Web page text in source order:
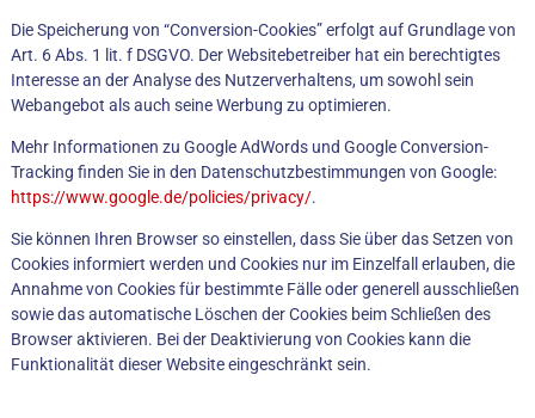
Die Speicherung von “Conversion-Cookies” erfolgt auf Grundlage von
Art. 6 Abs. 1 lit. f DSGVO. Der Websitebetreiber hat ein berechtigtes
Interesse an der Analyse des Nutzerverhaltens, um sowohl sein
Webangebot als auch seine Werbung zu optimieren.
Mehr Informationen zu Google AdWords und Google Conversion-
Tracking finden Sie in den Datenschutzbestimmungen von Google:
https://www.google.de/policies/privacy/.
Sie können Ihren Browser so einstellen, dass Sie über das Setzen von
Cookies informiert werden und Cookies nur im Einzelfall erlauben, die
Annahme von Cookies für bestimmte Fälle oder generell ausschließen
sowie das automatische Löschen der Cookies beim Schließen des
Browser aktivieren. Bei der Deaktivierung von Cookies kann die
Funktionalität dieser Website eingeschränkt sein.